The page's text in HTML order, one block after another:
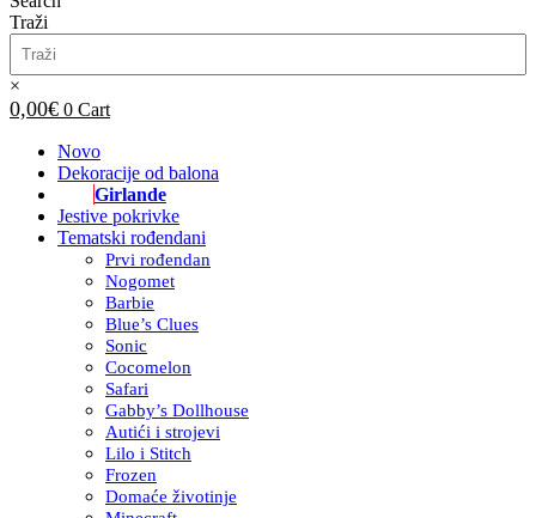
Traži
×
0,00€ 0 Cart
Novo
Dekoracije od balona
Girlande
Jestive pokrivke
Tematski rođendani
Prvi rođendan
Nogomet
Barbie
Blue’s Clues
Sonic
Cocomelon
Safari
Gabby’s Dollhouse
Autići i strojevi
Lilo i Stitch
Frozen
Domaće životinje